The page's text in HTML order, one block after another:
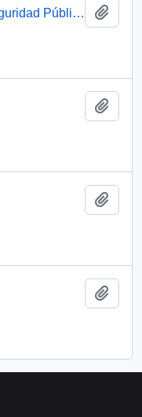
Fuerzas Armadas, de Orden y Seguridad Pública